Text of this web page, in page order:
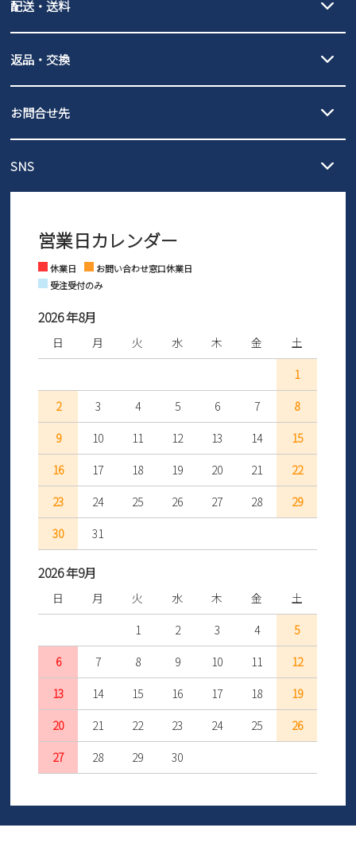
PayPay（オンライン決済）、代金引換のご利用が可能です。
配送・送料
北海道・本州・四国・九州…550円
3,980円（税込）以上お買い上げで送料無料
発送日・送料詳細については
ご利用ください。
全国一律…220円（税込）
発送日・送料詳細についてはご利用ガイドを
ご利用ください。
返品・交換
の片道無料サービスを実施中！
ントとしても安心してご利用いただけるよう、サイズ交換の受付期
さい。
お問合せ先
営業時間：11時～17時
※土日祝はお問い合わせ窓口休業日となります。
SNS
Facebook Instagram
営業日カレンダー
休業日
お問い合わせ窓口休業日
受注受付のみ
2026 年8月
日 月 火 水 木 金
土
1
2
3 4 5 6 7
8
9
10 11 12 13 14
15
16
17 18 19 20 21
22
23
24 25 26 27 28
29
30
31
2026 年9月
日 月 火 水 木 金
土
1
2 3 4
5
6
7 8 9 10 11
12
13
14 15 16 17 18
19
20
21 22 23 24 25
26
27
28 29 30